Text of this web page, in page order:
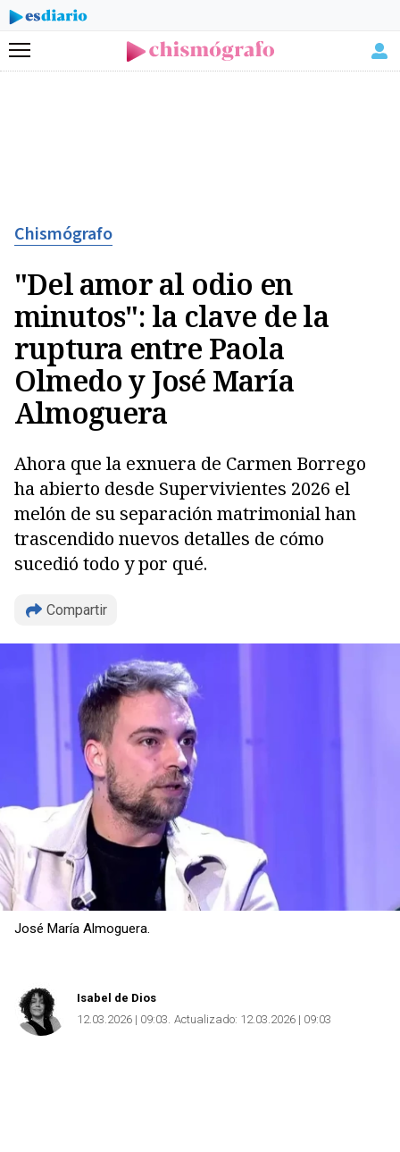
Menú
Chismógrafo
"Del amor al odio en
minutos": la clave de la
ruptura entre Paola
Olmedo y José María
Almoguera
Ahora que la exnuera de Carmen Borrego
ha abierto desde Supervivientes 2026 el
melón de su separación matrimonial han
trascendido nuevos detalles de cómo
sucedió todo y por qué.
Compartir
José María Almoguera.
Isabel de Dios
12.03.2026 | 09:03 Actualizado: 12.03.2026 | 09:03